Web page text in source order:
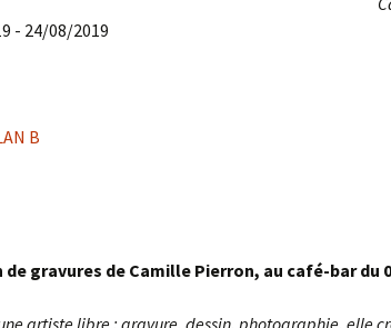
- 24/08/2019
B
gravures de Camille Pierron, au café-bar du
artiste libre : gravure, dessin, photographie, elle